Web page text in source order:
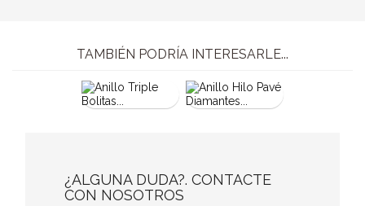
TAMBIÉN PODRÍA INTERESARLE...
¿ALGUNA DUDA?. CONTACTE
CON NOSOTROS